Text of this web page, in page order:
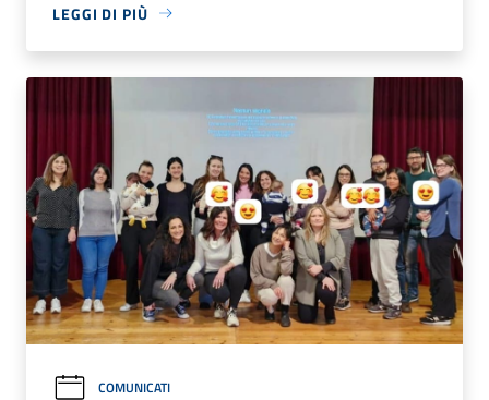
LEGGI DI PIÙ
COMUNICATI